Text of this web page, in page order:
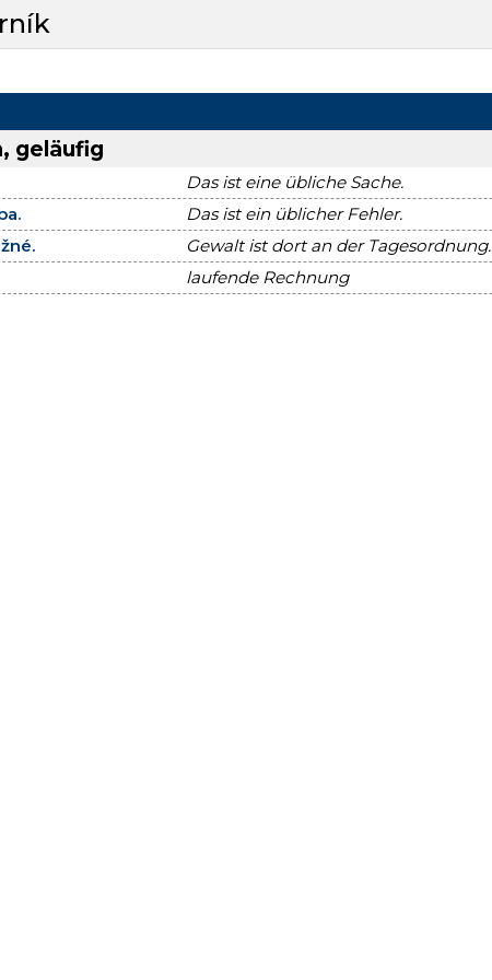
geläufig
Das ist eine übliche Sache.
Das ist ein üblicher Fehler.
Gewalt ist dort an der Tagesordnung.
laufende Rechnung